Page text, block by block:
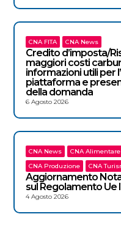
CNA FITA CNA News
Credito d’imposta/
maggiori costi
informazioni utili per
piattaforma e
della domanda
6 Agosto 2026
CNA News
CNA Alimentare
CNA Produzione
CNA
Aggiornamento
sul Regolamento Ue
4 Agosto 2026